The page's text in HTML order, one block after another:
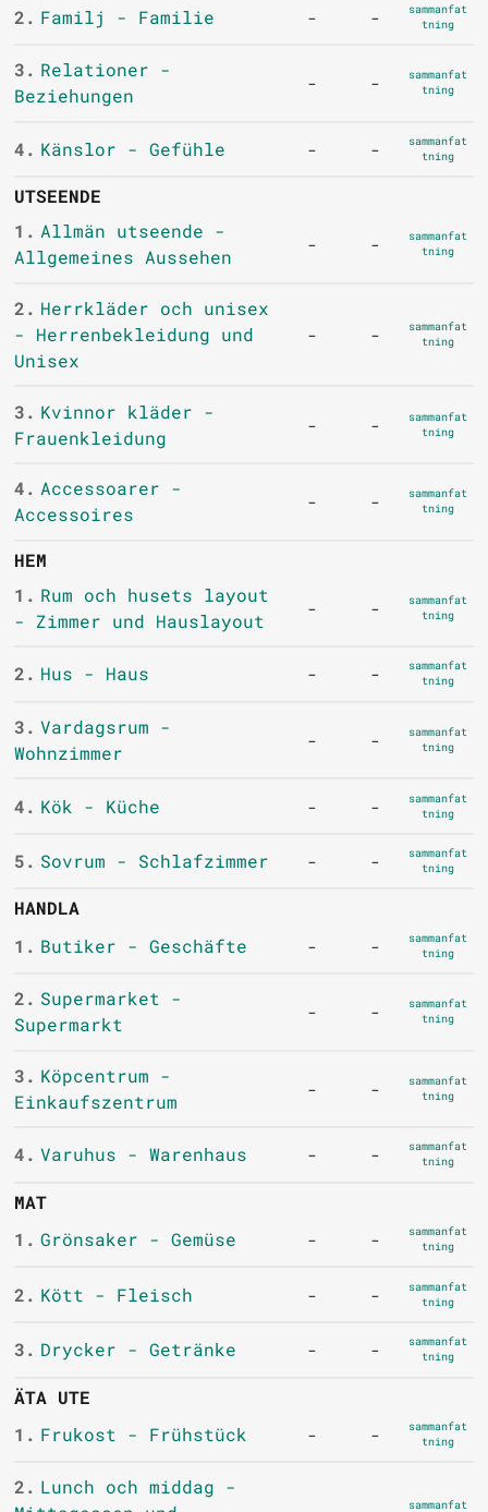
2. Familj - Familie - -
sammanfat
tning
3. Relationer -
Beziehungen
- -
sammanfat
tning
4. Känslor - Gefühle - -
sammanfat
tning
UTSEENDE
1. Allmän utseende -
Allgemeines Aussehen
- -
sammanfat
tning
2. Herrkläder och unisex
- Herrenbekleidung und
Unisex
- -
sammanfat
tning
3. Kvinnor kläder -
Frauenkleidung
- -
sammanfat
tning
4. Accessoarer -
Accessoires
- -
sammanfat
tning
HEM
1. Rum och husets layout
- Zimmer und Hauslayout
- -
sammanfat
tning
2. Hus - Haus - -
sammanfat
tning
3. Vardagsrum -
Wohnzimmer
- -
sammanfat
tning
4. Kök - Küche - -
sammanfat
tning
5. Sovrum - Schlafzimmer - -
sammanfat
tning
HANDLA
1. Butiker - Geschäfte - -
sammanfat
tning
2. Supermarket -
Supermarkt
- -
sammanfat
tning
3. Köpcentrum -
Einkaufszentrum
- -
sammanfat
tning
4. Varuhus - Warenhaus - -
sammanfat
tning
MAT
1. Grönsaker - Gemüse - -
sammanfat
tning
2. Kött - Fleisch - -
sammanfat
tning
3. Drycker - Getränke - -
sammanfat
tning
ÄTA UTE
1. Frukost - Frühstück - -
sammanfat
tning
2. Lunch och middag -
sammanfat